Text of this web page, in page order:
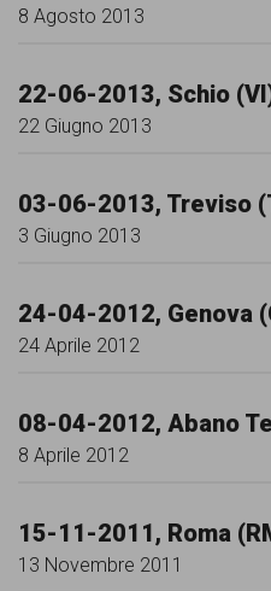
8 Agosto 2013
22-06-2013, Schio
22 Giugno 2013
03-06-2013, Treviso
3 Giugno 2013
24-04-2012, Genova
24 Aprile 2012
08-04-2012, Abano
8 Aprile 2012
15-11-2011, Roma
13 Novembre 2011